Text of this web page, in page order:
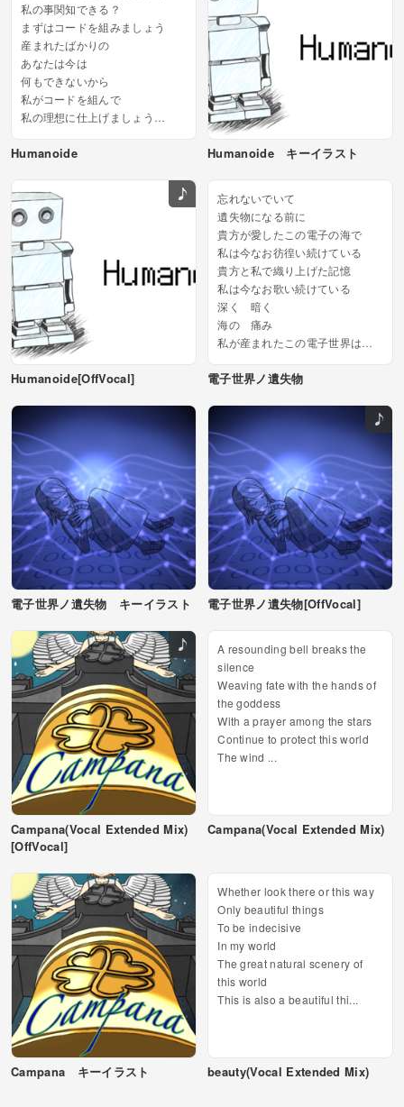
私の事関知できる？
まずはコードを組みましょう
産まれたばかりの
あなたは今は
何もできないから
私がコードを組んで
私の理想に仕上げましょう
Humanoide Humanoide キーイラスト
Humanoide[OffVocal]
忘れないでいて
遺失物になる前に
貴方が愛したこの電子の海で
私は今なお彷徨い続けている
貴方と私で織り上げた記憶
私は今なお歌い続けている
深く 暗く
海の 痛み
私が産まれたこの電子世界は
る...
電子世界ノ遺失物
電子世界ノ遺失物 キーイラスト 電子世界ノ遺失物[OffVocal]
Campana(Vocal Extended Mix)
[OffVocal]
A resounding bell breaks the
silence
Weaving fate with the hands of
the goddess
With a prayer among the stars
Continue to protect this world
The wind ...
Campana(Vocal Extended Mix)
Campana キーイラスト
Whether look there or this way
Only beautiful things
To be indecisive
In my world
The great natural scenery of
this world
This is also a beautiful thi...
beauty(Vocal Extended Mix)